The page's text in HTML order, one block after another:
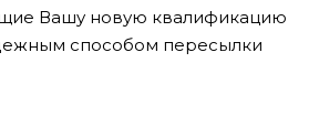
Вашу новую квалификацию
способом пересылки